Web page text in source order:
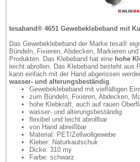
tesaband® 4651 Gewebeklebeband mit
Das Gewebeklebeband der Marke tesa®
Bündeln, Fixieren, Abdecken, Markieren
Produkten. Das Klebeband hat eine hohe
leicht abrollen. Das Klebeband besteht aus
kann einfach mit der Hand abgerissen
wasser- und alterungsbeständig.
Gewebeklebeband mit vielfältigen
zum Bündeln, Fixieren, Abdecken,
hohe Klebkraft, auch auf rauen
wasser- und alterungsbeständig
flexibel und leicht abrollbar
von Hand abreißbar
Material: PET/Zellwollgewebe
Kleber: Naturkautschuk
Dicke: 310 my
Farbe: schwarz